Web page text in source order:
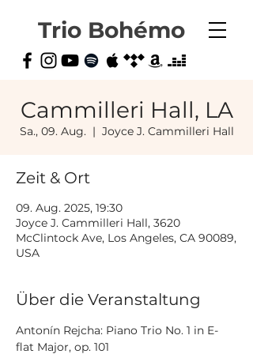
Trio Bohémo
Cammilleri Hall, LA
Sa., 09. Aug.
  |
Joyce J. Cammilleri Hall
Zeit & Ort
09. Aug. 2025, 19:30
Joyce J. Cammilleri Hall, 3620
McClintock Ave, Los Angeles, CA 90089,
USA
Über die Veranstaltung
Antonín Rejcha: Piano Trio No. 1 in E-
flat Major, op. 101